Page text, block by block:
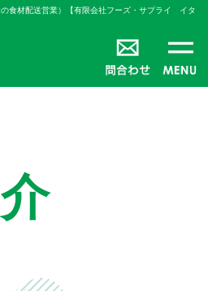
食材配送営業）【有限会社フーズ・サプライ イタ